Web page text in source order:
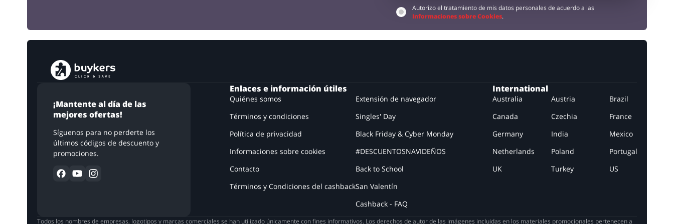
Autorizo el tratamiento de mis datos personales de acuerdo a las
Informaciones sobre Cookies.
¡Mantente al día de las
mejores ofertas!
Síguenos para no perderte los
últimos códigos de descuento y
promociones.
Enlaces e información útiles
Quiénes somos
Términos y condiciones
Política de privacidad
Informaciones sobre cookies
Contacto
Términos y Condiciones del cashback
Extensión de navegador
Singles' Day
Black Friday & Cyber Monday
#DESCUENTOSNAVIDEÑOS
Back to School
San Valentín
Cashback - FAQ
International
Australia Austria
Brazil
Canada
Czechia
France
Germany
India
Mexico
Netherlands
Poland
Portugal
UK
Turkey US
Todos los nombres de empresas, logotipos y marcas comerciales se han utilizado únicamente con fines informativos. Los derechos de autor de las imágenes incluidas en los materiales promocionales pertenecen a